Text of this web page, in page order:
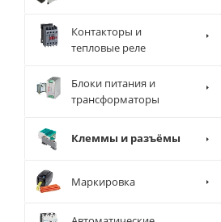
Контакторы и
тепловые реле
Блоки питания и
трансформаторы
Клеммы и разъёмы
Маркировка